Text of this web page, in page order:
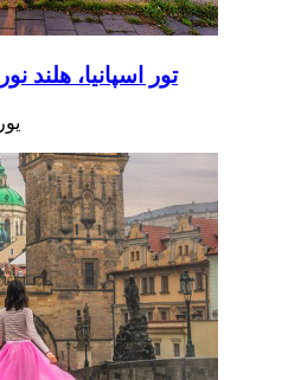
تور اسپانیا، هلند
1790 یورو